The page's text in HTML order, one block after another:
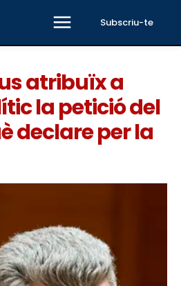
Subscriu-te
atribuïx a
la petició del
declare per la